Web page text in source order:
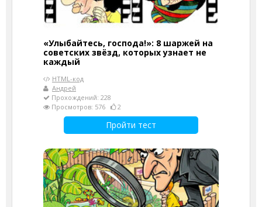
«Улыбайтесь, господа!»: 8 шаржей на
советских звёзд, которых узнает не
каждый
HTML-код
Андрей
Прохождений: 228
Просмотров: 576
2
Пройти тест